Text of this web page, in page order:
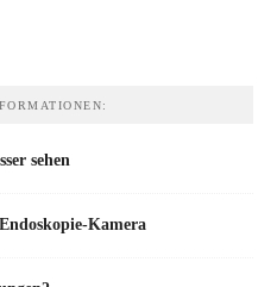
sehen
Kamera